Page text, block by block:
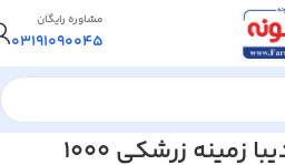
مشاوره رایگان
03191090045
فرش کلاریس طرح دیبا زمینه زرشکی 1000